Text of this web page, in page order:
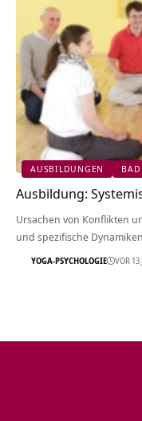
AUSBILDUNGEN
Ausbildung:
Ursachen von Konflikten
und spezifische
YOGA-PSYCHOLOGIE VOR 13